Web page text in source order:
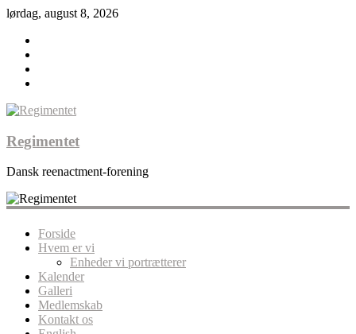
lørdag, august 8, 2026
Regimentet
Dansk reenactment-forening
Forside
Hvem er vi
Enheder vi portrætterer
Kalender
Galleri
Medlemskab
Kontakt os